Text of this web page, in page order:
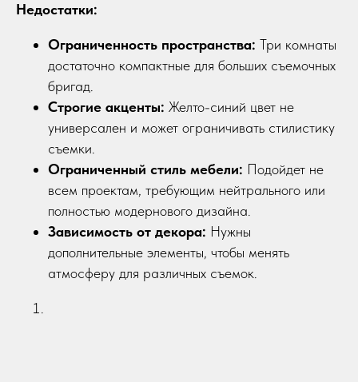
Недостатки:
Ограниченность пространства: Три комнаты
достаточно компактные для больших съемочных
бригад.
Строгие акценты: Желто-синий цвет не
универсален и может ограничивать стилистику
съемки.
Ограниченный стиль мебели: Подойдет не
всем проектам, требующим нейтрального или
полностью модернового дизайна.
Зависимость от декора: Нужны
дополнительные элементы, чтобы менять
атмосферу для различных съемок.